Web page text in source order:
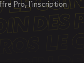
Pro, l’inscription